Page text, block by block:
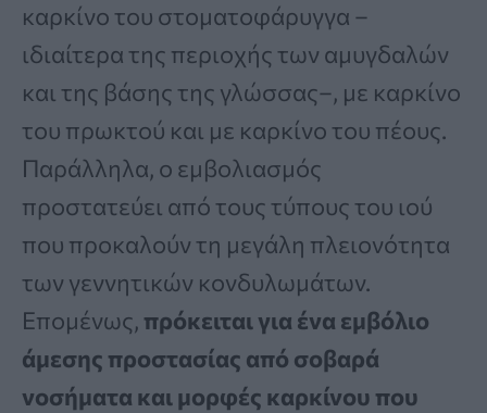
καρκίνο του στοματοφάρυγγα –
ιδιαίτερα της περιοχής των αμυγδαλών
και της βάσης της γλώσσας–, με καρκίνο
του πρωκτού και με καρκίνο του πέους.
Παράλληλα, ο εμβολιασμός
προστατεύει από τους τύπους του ιού
που προκαλούν τη μεγάλη πλειονότητα
των γεννητικών κονδυλωμάτων.
Επομένως, πρόκειται για ένα εμβόλιο
άμεσης προστασίας από σοβαρά
νοσήματα και μορφές καρκίνου που